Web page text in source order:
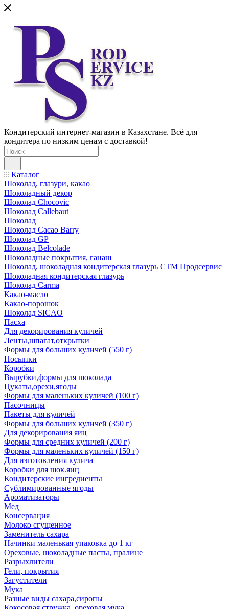
Кондитерский интернет-магазин в Казахстане. Всё для
кондитера по низким ценам с доставкой!
Каталог
Шоколад, глазури, какао
Шоколадный декор
Шоколад Chocovic
Шоколад Callebaut
Шоколад
Шоколад Cacao Barry
Шоколад GP
Шоколад Belcolade
Шоколадные покрытия, ганаш
Шоколад, шоколадная кондитерская глазурь СТМ Продсервис
Шоколадная кондитерская глазурь
Шоколад Carma
Какао-масло
Какао-порошок
Шоколад SICAO
Пасха
Для декорирования куличей
Ленты,шпагат,открытки
Формы для больших куличей (550 г)
Посыпки
Коробки
Вырубки,формы для шоколада
Цукаты,орехи,ягоды
Формы для маленьких куличей (100 г)
Пасочницы
Пакеты для куличей
Формы для больших куличей (350 г)
Для декорирования яиц
Формы для средних куличей (200 г)
Формы для маленьких куличей (150 г)
Для изготовления кулича
Коробки для шок.яиц
Кондитерские ингредиенты
Сублимированные ягоды
Ароматизаторы
Мед
Консервация
Молоко сгущенное
Заменитель сахара
Начинки маленькая упаковка до 1 кг
Ореховые, шоколадные пасты, пралине
Разрыхлители
Гели, покрытия
Загустители
Мука
Разные виды сахара,сиропы